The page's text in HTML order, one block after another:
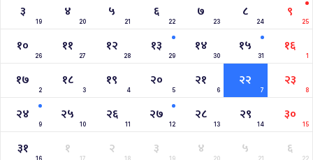
३
19
४
20
५
21
६
22
७
23
८
24
९
25
१०
26
११
27
१२
28
१३
29
१४
30
१५
31
१६
1
१७
2
१८
3
१९
4
२०
5
२१
6
२२
7
२३
8
२४
9
२५
10
२६
11
२७
12
२८
13
२९
14
३०
15
३१
16
१
17
२
18
३
19
४
20
५
21
६
22